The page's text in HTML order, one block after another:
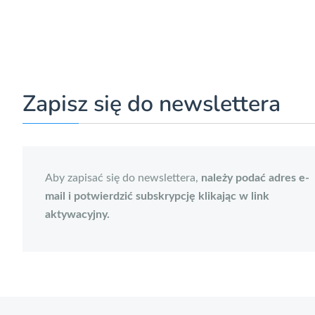
Zapisz się do newslettera
Aby zapisać się do newslettera, należy podać adres e-
mail i potwierdzić subskrypcję klikając w link
aktywacyjny.